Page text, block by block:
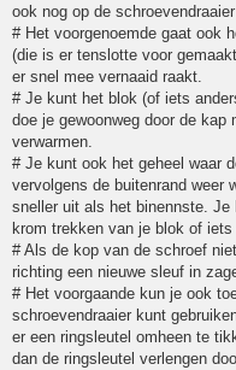
ook nog op de
# Het voorgenoemde gaat ook
(die is er tenslotte voor
er snel mee vernaaid raakt.
# Je kunt het blok (of iets
doe je gewoonweg door de kap
verwarmen.
# Je kunt ook het geheel waar
vervolgens de buitenrand weer
sneller uit als het binennste.
krom trekken van je blok of
# Als de kop van de schroef
richting een nieuwe sleuf in
# Het voorgaande kun je ook
schroevendraaier kunt
er een ringsleutel omheen te
dan de ringsleutel verlengen